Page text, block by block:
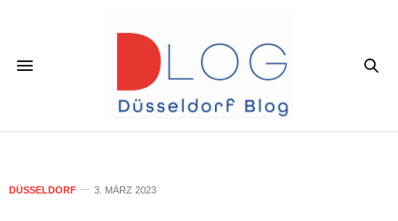
DÜSSELDORF 3. MÄRZ 2023